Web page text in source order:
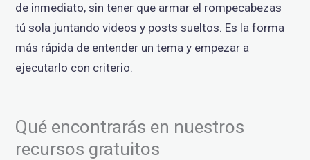
de inmediato, sin tener que armar el rompecabezas
tú sola juntando videos y posts sueltos. Es la forma
más rápida de entender un tema y empezar a
ejecutarlo con criterio.
Qué encontrarás en nuestros
recursos gratuitos